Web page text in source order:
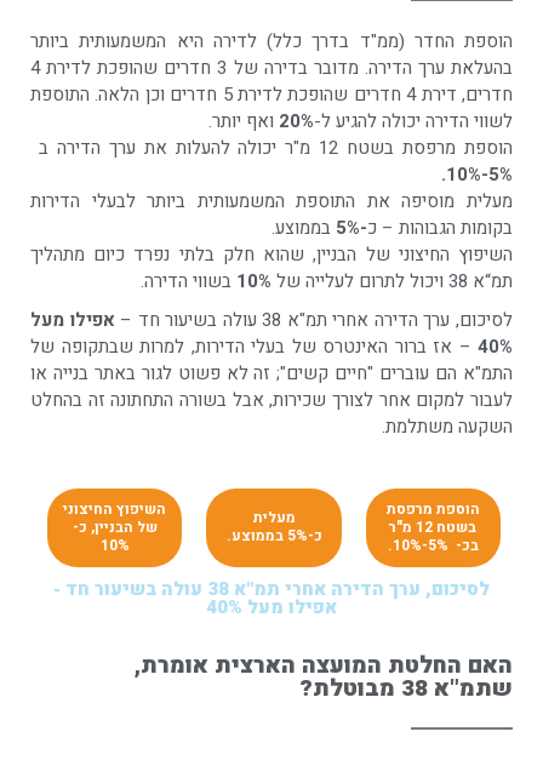
הוספת החדר (ממ"ד בדרך כלל) לדירה היא המשמעותית ביותר
בהעלאת ערך הדירה. מדובר בדירה של 3 חדרים שהופכת לדירת 4
חדרים, דירת 4 חדרים שהופכת לדירת 5 חדרים וכן הלאה. התוספת
לשווי הדירה יכולה להגיע ל-20% ואף יותר.
הוספת מרפסת בשטח 12 מ"ר יכולה להעלות את ערך הדירה ב
5%-10%.
מעלית מוסיפה את התוספת המשמעותית ביותר לבעלי הדירות
בקומות הגבוהות – כ-5%
בממוצע.
השיפוץ החיצוני של הבניין, שהוא חלק בלתי נפרד כיום מתהליך
תמ“א 38 ויכול לתרום לעלייה של
10% בשווי הדירה.
לסיכום, ערך הדירה אחרי תמ"א 38 עולה בשיעור חד –
אפילו מעל
40% – אז ברור האינטרס של בעלי הדירות, למרות שבתקופה של
התמ"א הם עוברים "חיים קשים"; זה לא פשוט לגור באתר בנייה או
לעבור למקום אחר לצורך שכירות, אבל בשורה התחתונה זה בהחלט
השקעה משתלמת.
הוספת מרפסת
בשטח 12 מ"ר
בכ- 5%-10%.
מעלית
כ-5% בממוצע.
השיפוץ החיצוני
של הבניין, כ-
10%
לסיכום, ערך הדירה אחרי תמ"א 38 עולה בשיעור חד -
אפילו מעל 40%
האם החלטת המועצה הארצית אומרת,
שתמ"א 38 מבוטלת?